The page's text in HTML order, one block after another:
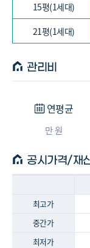
15평(1세대)
21평(1세대)
관리비
연평균
만 원
공시가격/재
최고가
중간가
최저가